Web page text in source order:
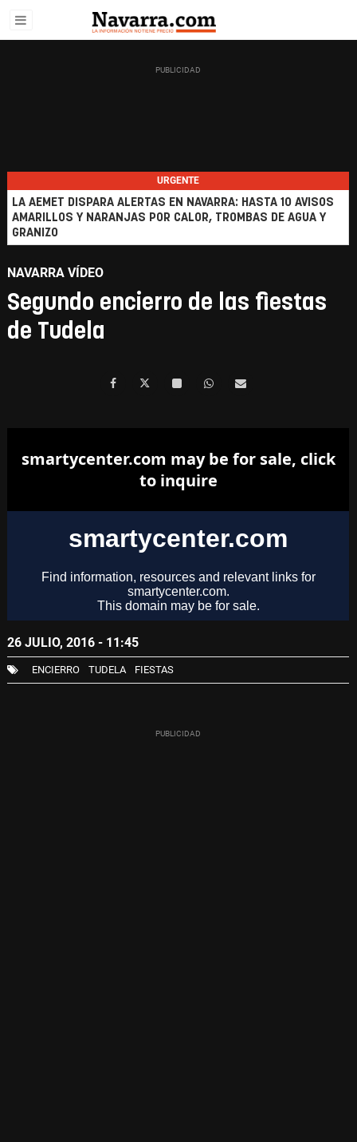
URGENTE
LA AEMET DISPARA ALERTAS EN NAVARRA: HASTA 10 AVISOS
AMARILLOS Y NARANJAS POR CALOR, TROMBAS DE AGUA Y
GRANIZO
NAVARRA VÍDEO
Segundo encierro de las fiestas
de Tudela
26 JULIO, 2016 - 11:45
ENCIERRO TUDELA FIESTAS